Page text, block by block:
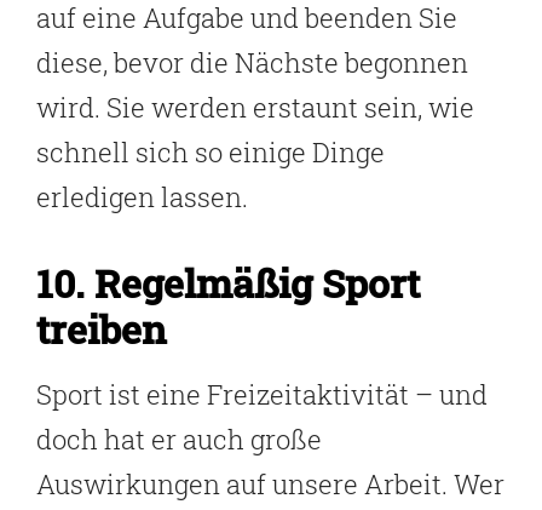
auf eine Aufgabe und beenden Sie
diese, bevor die Nächste begonnen
wird. Sie werden erstaunt sein, wie
schnell sich so einige Dinge
erledigen lassen.
10. Regelmäßig Sport
treiben
Sport ist eine Freizeitaktivität – und
doch hat er auch große
Auswirkungen auf unsere Arbeit. Wer